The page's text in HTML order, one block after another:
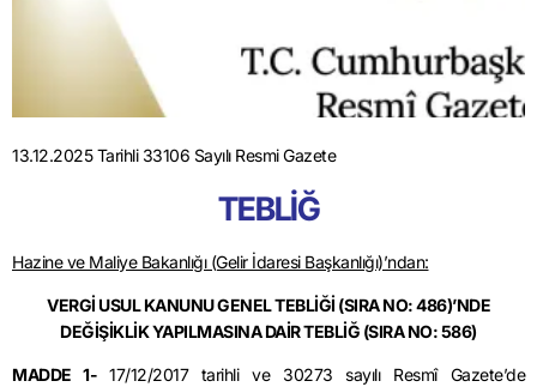
13.12.2025 Tarihli 33106 Sayılı Resmi Gazete
TEBLİĞ
Hazine ve Maliye Bakanlığı (Gelir İdaresi Başkanlığı)’ndan:
VERGİ USUL KANUNU GENEL TEBLİĞİ (SIRA NO: 486)’NDE
DEĞİŞİKLİK YAPILMASINA DAİR TEBLİĞ (SIRA NO: 586)
MADDE 1-17/12/2017tarihli ve 30273 sayılı Resmî Gazete’de